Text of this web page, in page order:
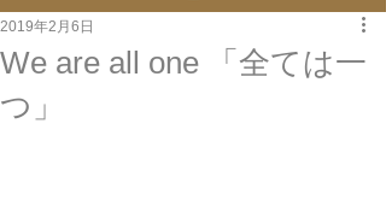
We are all one 「全ては一
つ」
2019年2月6日